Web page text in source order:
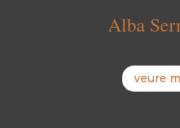
Alba
veure